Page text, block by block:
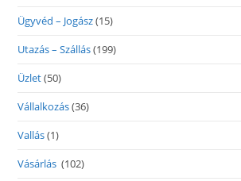
Ügyvéd – Jogász(15)
Utazás – Szállás(199)
Üzlet(50)
Vállalkozás(36)
Vallás(1)
Vásárlás (102)